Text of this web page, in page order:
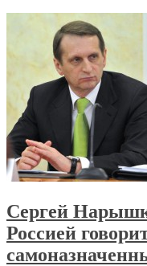
Сергей
Россией